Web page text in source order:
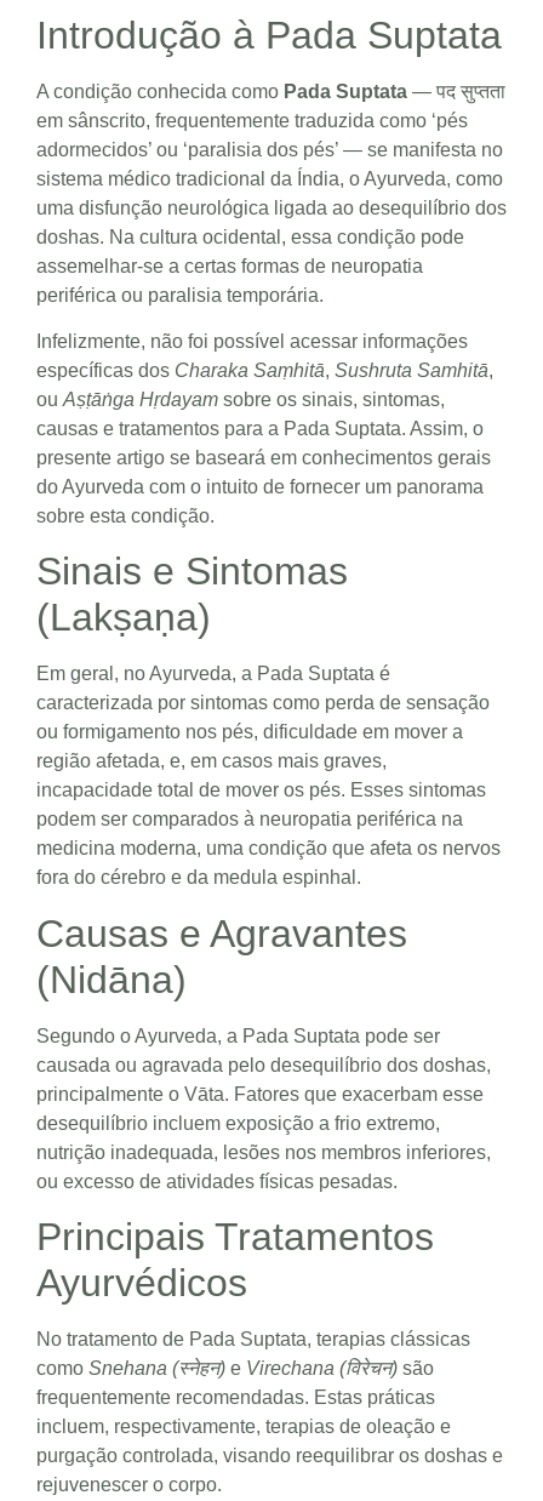
Introdução à Pada Suptata
A condição conhecida como Pada Suptata — पद सुप्तता
em sânscrito, frequentemente traduzida como ‘pés
adormecidos’ ou ‘paralisia dos pés’ — se manifesta no
sistema médico tradicional da Índia, o Ayurveda, como
uma disfunção neurológica ligada ao desequilíbrio dos
doshas. Na cultura ocidental, essa condição pode
assemelhar-se a certas formas de neuropatia
periférica ou paralisia temporária.
Infelizmente, não foi possível acessar informações
específicas dos Charaka Saṃhitā, Sushruta Samhitā,
ou Aṣṭāṅga Hṛdayam sobre os sinais, sintomas,
causas e tratamentos para a Pada Suptata. Assim, o
presente artigo se baseará em conhecimentos gerais
do Ayurveda com o intuito de fornecer um panorama
sobre esta condição.
Sinais e Sintomas
(Lakṣaṇa)
Em geral, no Ayurveda, a Pada Suptata é
caracterizada por sintomas como perda de sensação
ou formigamento nos pés, dificuldade em mover a
região afetada, e, em casos mais graves,
incapacidade total de mover os pés. Esses sintomas
podem ser comparados à neuropatia periférica na
medicina moderna, uma condição que afeta os nervos
fora do cérebro e da medula espinhal.
Causas e Agravantes
(Nidāna)
Segundo o Ayurveda, a Pada Suptata pode ser
causada ou agravada pelo desequilíbrio dos doshas,
principalmente o Vāta. Fatores que exacerbam esse
desequilíbrio incluem exposição a frio extremo,
nutrição inadequada, lesões nos membros inferiores,
ou excesso de atividades físicas pesadas.
Principais Tratamentos
Ayurvédicos
No tratamento de Pada Suptata, terapias clássicas
como Snehana (स्नेहन) e Virechana (विरेचन) são
frequentemente recomendadas. Estas práticas
incluem, respectivamente, terapias de oleação e
purgação controlada, visando reequilibrar os doshas e
rejuvenescer o corpo.